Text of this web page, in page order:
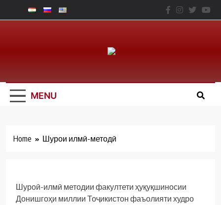
to
Юридический
Факальтет – ТНУ
MENU
Home Шурои илмӣ-методӣ
Шуроӣ-илмӣ методии факултети ҳуқуқшиносии
Донишгоҳи миллии Тоҷикистон фаъолияти худро